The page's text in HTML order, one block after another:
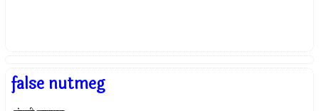
false nutmeg